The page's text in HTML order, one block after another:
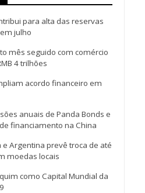
para alta das reservas
julho
mês seguido com comércio
4 trilhões
acordo financeiro em
anuais de Panda Bonds e
financiamento na China
Argentina prevê troca de até
moedas locais
como Capital Mundial da